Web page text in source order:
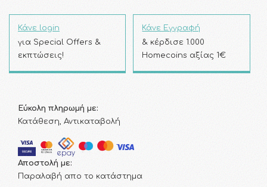
Κάνε login
για Special Offers &
εκπτώσεις!
Κάνε Εγγραφή
& κέρδισε 1.000
Homecoins αξίας 1€
Εύκολη πληρωμή με:
Κατάθεση, Αντικαταβολή
Αποστολή με:
Παραλαβή απο το κατάστημα